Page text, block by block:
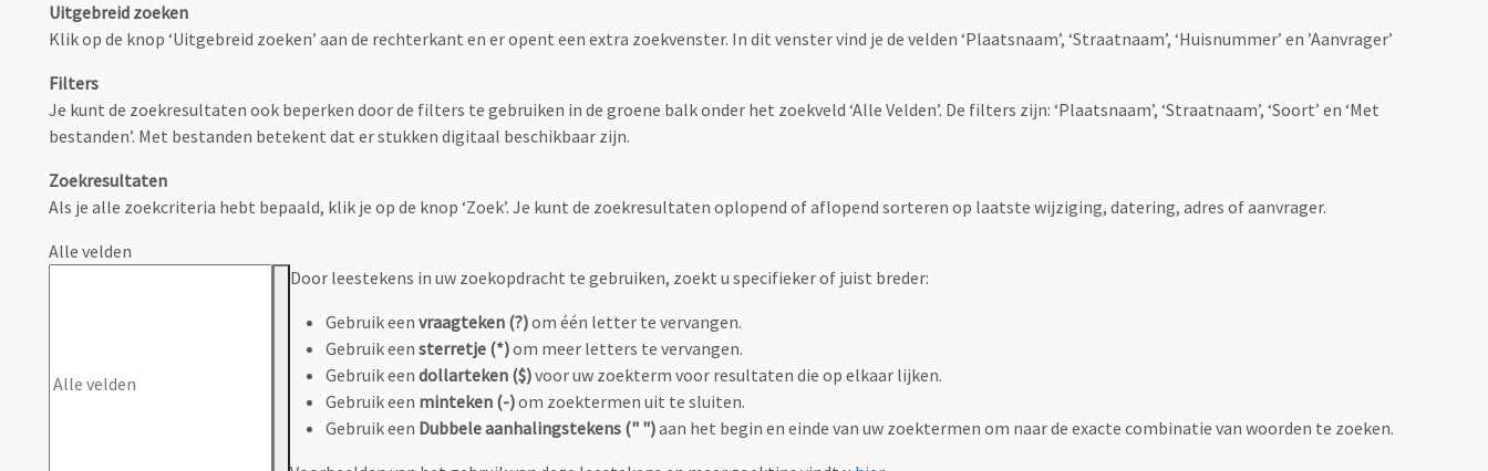
Uitgebreid zoeken
Klik op de knop ‘Uitgebreid zoeken’ aan de rechterkant en er opent een extra zoekvenster. In dit venster vind je de velden ‘Plaatsnaam’, ‘Straatnaam’, ‘Huisnummer’ en ’Aanvrager’
Filters
Je kunt de zoekresultaten ook beperken door de filters te gebruiken in de groene balk onder het zoekveld ‘Alle Velden’. De filters zijn: ‘Plaatsnaam’, ‘Straatnaam’, ‘Soort’ en ‘Met
bestanden’. Met bestanden betekent dat er stukken digitaal beschikbaar zijn.
Zoekresultaten
Als je alle zoekcriteria hebt bepaald, klik je op de knop ‘Zoek’. Je kunt de zoekresultaten oplopend of aflopend sorteren op laatste wijziging, datering, adres of aanvrager.
Alle velden
Door leestekens in uw zoekopdracht te gebruiken, zoekt u specifieker of juist breder:
Gebruik een vraagteken (?)om één letter te vervangen.
Gebruik een sterretje (*)om meer letters te vervangen.
Gebruik een dollarteken ($)voor uw zoekterm voor resultaten die op elkaar lijken.
Gebruik een minteken (-)om zoektermen uit te sluiten.
Gebruik een Dubbele aanhalingstekens (" ")aan het begin en einde van uw zoektermen om naar de exacte combinatie van woorden te zoeken.